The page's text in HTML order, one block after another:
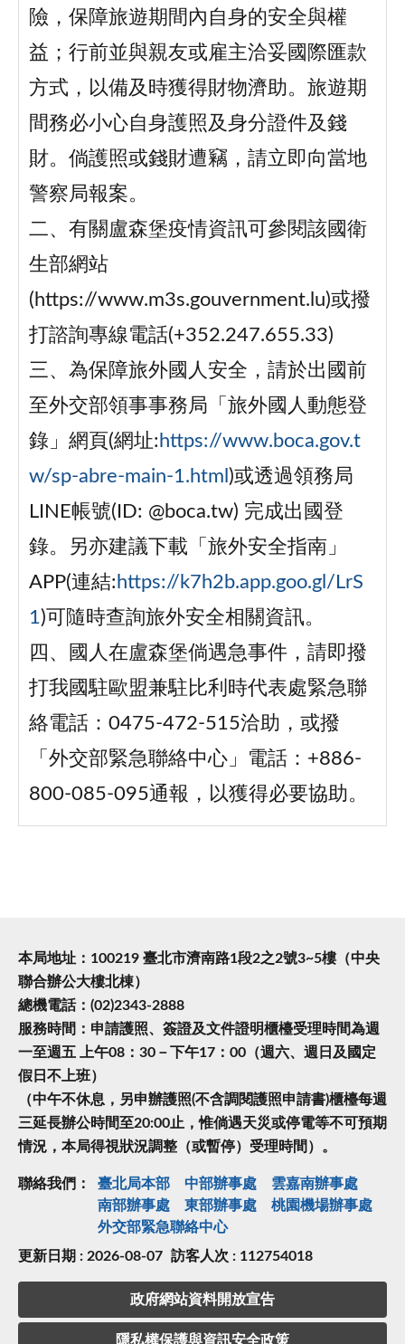
險，保障旅遊期間內自身的安全與權
益；行前並與親友或雇主洽妥國際匯款
方式，以備及時獲得財物濟助。旅遊期
間務必小心自身護照及身分證件及錢
財。倘護照或錢財遭竊，請立即向當地
警察局報案。
二、有關盧森堡疫情資訊可參閱該國衛
生部網站
(https://www.m3s.gouvernment.lu)或撥
打諮詢專線電話(+352.247.655.33)
三、為保障旅外國人安全，請於出國前
至外交部領事事務局「旅外國人動態登
錄」網頁(網址: https://www.boca.gov.t
w/sp-abre-main-1.html )或透過領務局
LINE帳號(ID: @boca.tw) 完成出國登
錄。另亦建議下載「旅外安全指南」
APP(連結: https://k7h2b.app.goo.gl/LrS
1)可隨時查詢旅外安全相關資訊。
四、國人在盧森堡倘遇急事件，請即撥
打我國駐歐盟兼駐比利時代表處緊急聯
絡電話：0475-472-515洽助，或撥
「外交部緊急聯絡中心」電話：+886-
800-085-095通報，以獲得必要協助。
本局地址：100219 臺北市濟南路1段2之2號3~5樓（中央
聯合辦公大樓北棟）
總機電話：(02)2343-2888
服務時間：申請護照、簽證及文件證明櫃檯受理時間為週
一至週五 上午08：30－下午17：00（週六、週日及國定
假日不上班）
（中午不休息，另申辦護照(不含調閱護照申請書)櫃檯每週
三延長辦公時間至20:00止，惟倘遇天災或停電等不可預期
情況，本局得視狀況調整（或暫停）受理時間）。
聯絡我們： 臺北局本部 中部辦事處
雲嘉南辦事處
南部辦事處
東部辦事處
桃園機場辦事處
外交部緊急聯絡中⼼
更新日期 : 2026-08-07 訪客人次 : 112754018
政府網站資料開放宣告
隱私權保護與資訊安全政策